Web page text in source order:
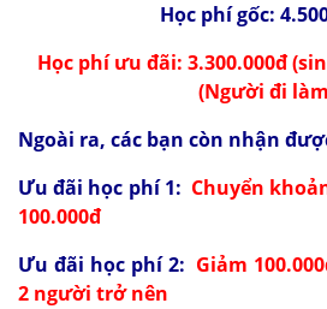
Học phí gốc:
Học phí ưu đãi: 3.300.000đ
(Người đi
Ngoài ra, các bạn còn nhận
Ưu đãi học phí 1: Chuyển
100.000đ
Ưu đãi học phí 2: Giảm
2 người trở nên